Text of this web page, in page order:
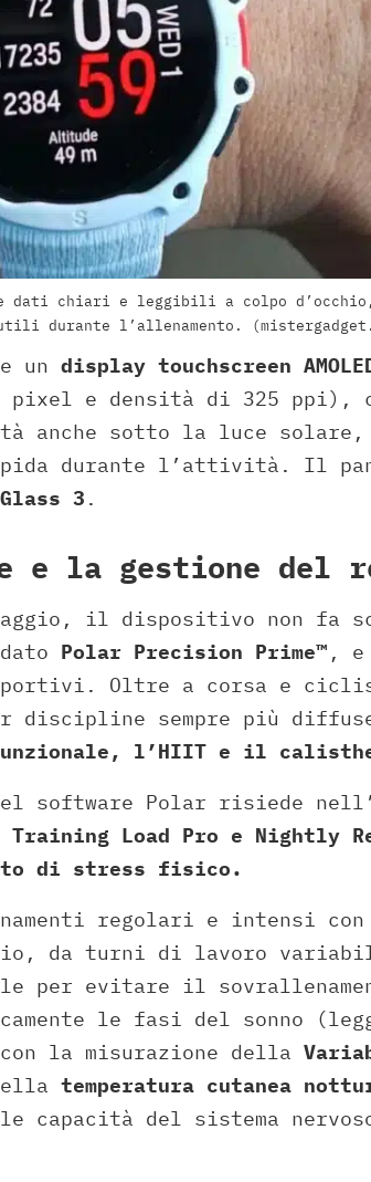
dati chiari e leggibili a colpo
durante l’allenamento.
un display touchscreen
pixel e densità di 325 ppi),
anche sotto la luce solare,
durante l’attività. Il
3 .
e la gestione del
il dispositivo non fa
Polar Precision Prime™ , e
Oltre a corsa e
sempre più
l’HIIT e il
software Polar risiede
Training Load Pro e Nightly
di stress fisico.
regolari e intensi
da turni di lavoro
per evitare il
le fasi del sonno
la misurazione della
temperatura cutanea
capacità del sistema